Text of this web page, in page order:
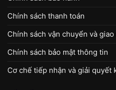
Chính sách thanh toán
Chính sách vận chuyển và giao
Chính sách bảo mật thông tin
Cơ chế tiếp nhận và giải quyết